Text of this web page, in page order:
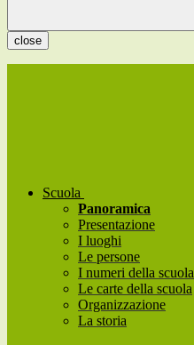
close
Scuola
Panoramica
Presentazione
I luoghi
Le persone
I numeri della scuola
Le carte della scuola
Organizzazione
La storia